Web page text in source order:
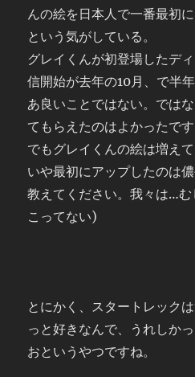
んの絵を日本人で一番最初
という気がしている。
グレイくんが初登場したデ
信開始が去年の10月、で半
あ良いことではない。では
てもらえたのはよかったです
でもグレイくんの絵は増えて
いや最初にアップしたのは
教えてください。我々は…
こってない)
とにかく、スタートレック
っと好きなんで、うれしか
おというやつですね。